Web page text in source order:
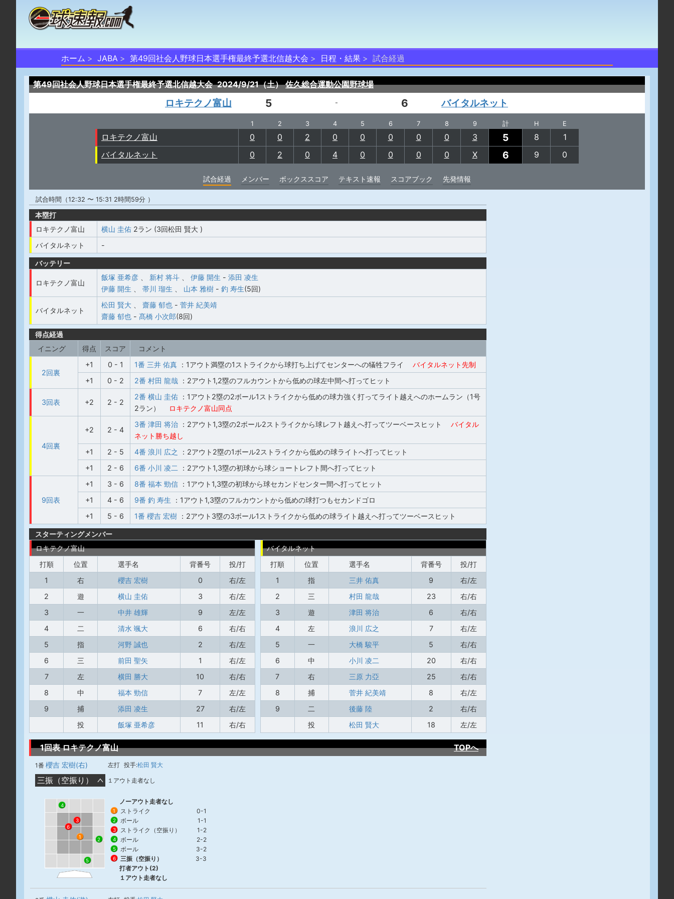
ホーム JABA 第49回社会人野球日本選手権最終予選北信越大会 日程・結果 試合経過
第49回社会人野球日本選手権最終予選北信越大会 2024/9/21（土） 佐久総合運動公園野球場
ロキテクノ富山 5 - 6 バイタルネット
1 2 3 4 5 6 7 8 9 計 H E
ロキテクノ富山 0 0 2 0 0 0 0 0 3 5 8
1
バイタルネット
0 2 0 4 0 0 0 0 X 6 9 0
試合経過 メンバー ボックススコア テキスト速報 スコアブック 先発情報
試合時間（12:32 〜 15:31 2時間59分 ）
本塁打
ロキテクノ富山
横山 圭佑 2ラン (3回松田 賢大 )
バイタルネット
-
バッテリー
ロキテクノ富山
飯塚 亜希彦 新村 将斗 伊藤 開生 - 添田 凌生
伊藤 開生
帯川 瑠生 山本 雅樹 - 釣 寿生(5回)
バイタルネット
松田 賢大 齋藤 郁也 - 菅井 紀美靖
齋藤 郁也 - 髙橋 小次郎(8回)
得点経過
イニング
得点 スコア コメント
2回裏
+1 0 - 1 1番 三井 佑真 ：1アウト満塁の1ストライクから球打ち上げてセンターへの犠牲フライ
バイタルネット先制
+1
0 - 2 2番 村田 龍哉 ：2アウト1,2塁のフルカウントから低めの球左中間へ打ってヒット
3回表 +2 2 - 2
2番 横山 圭佑 ：1アウト2塁の2ボール1ストライクから低めの球力強く打ってライト越えへのホームラン（1号
2ラン）
ロキテクノ富山同点
4回裏
+2 2 - 4
3番 津田 将治 ：2アウト1,3塁の2ボール2ストライクから球レフト越えへ打ってツーベースヒット
バイタル
ネット勝ち越し
+1
2 - 5 4番 浪川 広之
：2アウト2塁の1ボール2ストライクから低めの球ライトへ打ってヒット
+1
2 - 6 6番 小川 凌二 ：2アウト1,3塁の初球から球ショートレフト間へ打ってヒット
9回表
+1 3 - 6 8番 福本 勁信 ：1アウト1,3塁の初球から球セカンドセンター間へ打ってヒット
+1
4 - 6 9番 釣 寿生 ：1アウト1,3塁のフルカウントから低めの球打つもセカンドゴロ
+1
5 - 6 1番 櫻吉 宏樹 ：2アウト3塁の3ボール1ストライクから低めの球ライト越えへ打ってツーベースヒット
スターティングメンバー
ロキテクノ富山
打順
位置 選手名 背番号
投/打
1
右 櫻吉 宏樹 0
右/左
2
遊 横山 圭佑 3
右/左
3
一 中井 雄輝 9
左/左
4
二 清水 颯大 6
右/右
5
指 河野 誠也 2
右/左
6
三 前田 聖矢 1
右/左
7
左 横田 勝大 10
右/右
8
中 福本 勁信 7
左/左
9
捕 添田 凌生 27
右/左
投
飯塚 亜希彦 11 右/右
バイタルネット
打順
位置 選手名 背番号
投/打
1
指 三井 佑真 9
右/左
2
三 村田 龍哉 23
右/右
3
遊 津田 将治 6
右/右
4
左 浪川 広之 7
右/左
5
一 大橋 駿平 5
右/右
6
中 小川 凌二 20
右/右
7
右 三原 力亞 25
右/右
8
捕 菅井 紀美靖 8
右/左
9
二 後藤 陸 2
右/右
投
松田 賢大 18 左/左
1回表 ロキテクノ富山 TOPへ
1番 櫻吉 宏樹(右) 左打 投手:松田 賢大
三振（空振り） １アウト走者なし
1 2
3
4
5
6
ノーアウト走者なし
1 ストライク 0-1
2 ボール 1-1
3 ストライク（空振り） 1-2
4 ボール 2-2
5 ボール 3-2
6 三振（空振り）
3-3
打者アウト(2)
１アウト走者なし